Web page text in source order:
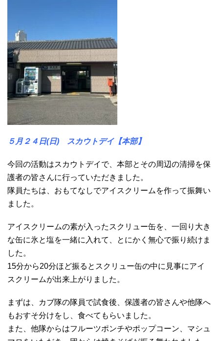
５月２４日(日) スカウトデイ【本部】
今回の活動はスカウトデイで、本部とその周辺の清掃を保
護者の皆さんに行っていただきました。
隊員たちは、おもてなしでアイスクリームを作って振舞い
ました。
アイスクリームの素が入ったスクリュー缶を、一回り大き
な缶に氷と塩を一緒に入れて、とにかく無心で振り続けま
した。
15分から20分ほど振るとスクリュー缶の中に見事にアイ
スクリームが出来上がりました。
まずは、カブ隊の隊員で試食後、保護者の皆さんや他隊へ
もおすそ分けをし、食べてもらいました。
また、他隊からはフルーツポンチやポップコーン、マシュ